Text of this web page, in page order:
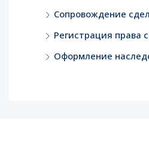
Сопровождение
Регистрация права
Оформление